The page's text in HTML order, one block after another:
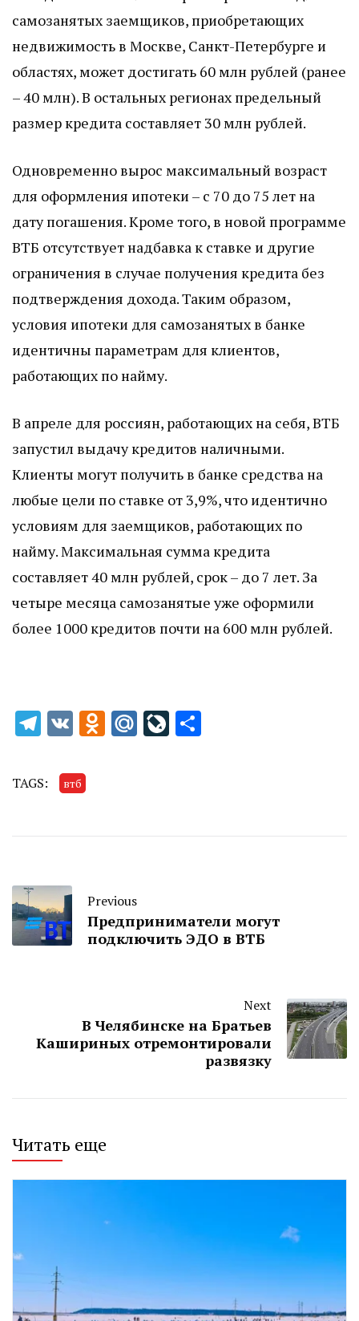
самозанятых заемщиков, приобретающих
недвижимость в Москве, Санкт-Петербурге и
областях, может достигать 60 млн рублей (ранее
– 40 млн). В остальных регионах предельный
размер кредита составляет 30 млн рублей.
Одновременно вырос максимальный возраст
для оформления ипотеки – с 70 до 75 лет на
дату погашения. Кроме того, в новой программе
ВТБ отсутствует надбавка к ставке и другие
ограничения в случае получения кредита без
подтверждения дохода. Таким образом,
условия ипотеки для самозанятых в банке
идентичны параметрам для клиентов,
работающих по найму.
В апреле для россиян, работающих на себя, ВТБ
запустил выдачу кредитов наличными.
Клиенты могут получить в банке средства на
любые цели по ставке от 3,9%, что идентично
условиям для заемщиков, работающих по
найму. Максимальная сумма кредита
составляет 40 млн рублей, срок – до 7 лет. За
четыре месяца самозанятые уже оформили
более 1000 кредитов почти на 600 млн рублей.
Telegram
VKOdnoklassniki
Mail.RuLiveJournal
TAGS: втб
Previous
Предприниматели могут
подключить ЭДО в ВТБ
Next
В Челябинске на Братьев
Кашириных отремонтировали
развязку
Читать еще